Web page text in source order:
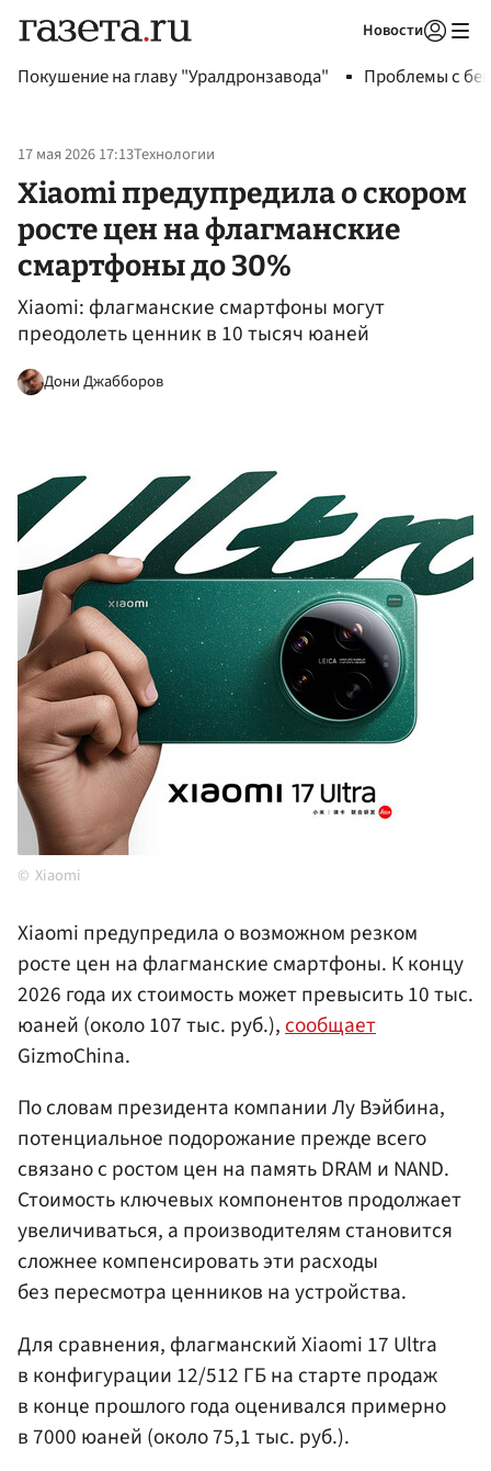
Новости
Покушение на главу "Уралдронзавода" Проблемы с
17 мая 2026 17:13Технологии
Xiaomi предупредила о скором
росте цен на флагманские
смартфоны до 30%
Xiaomi: флагманские смартфоны могут
преодолеть ценник в 10 тысяч юаней
Дони Джабборов
Xiaomi
Xiaomi предупредила о возможном резком
росте цен на флагманские смартфоны. К концу
2026 года их стоимость может превысить 10 тыс.
юаней (около 107 тыс. руб.),сообщает
GizmoChina.
По словам президента компании Лу Вэйбина,
потенциальное подорожание прежде всего
связано с ростом цен на память DRAM и NAND.
Стоимость ключевых компонентов продолжает
увеличиваться, а производителям становится
сложнее компенсировать эти расходы
без пересмотра ценников на устройства.
Для сравнения, флагманский Xiaomi 17 Ultra
в конфигурации 12/512 ГБ на старте продаж
в конце прошлого года оценивался примерно
в 7000 юаней (около 75,1 тыс. руб.).